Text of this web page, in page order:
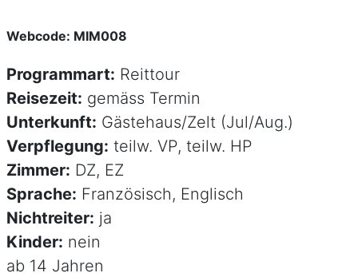
Webcode: MIM008
Programmart: Reittour
Reisezeit: gemäss Termin
Unterkunft: Gästehaus/Zelt (Jul/Aug.)
Verpflegung: teilw. VP, teilw. HP
Zimmer: DZ, EZ
Sprache: Französisch, Englisch
Nichtreiter: ja
Kinder: nein
ab 14 Jahren